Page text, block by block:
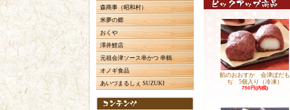
森商事（昭和村）
米夢の郷
おくや
澤井鯉店
元祖会津ソース串かつ 串鶴
オノギ食品
あいづまるしぇ SUZUKI
餡のおおすか 会津ぼだも
ぢ 5個入り（冷凍）
750円(内税)